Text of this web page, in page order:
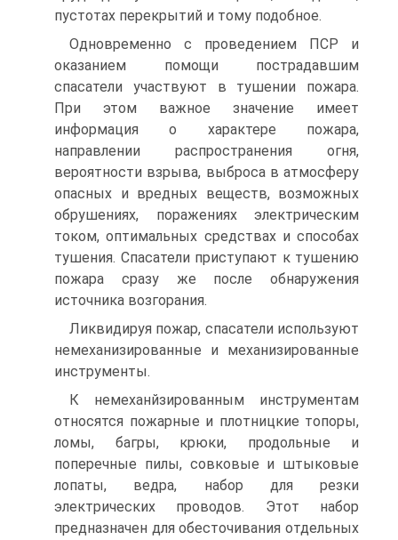
пустотах перекрытий и тому подобное.
Одновременно с проведением ПСР и
оказанием помощи пострадавшим
спасатели участвуют в тушении пожара.
При этом важное значение имеет
информация о характере пожара,
направлении распространения огня,
вероятности взрыва, выброса в атмосферу
опасных и вредных веществ, возможных
обрушениях, поражениях электрическим
током, оптимальных средствах и способах
тушения. Спасатели приступают к тушению
пожара сразу же после обнаружения
источника возгорания.
Ликвидируя пожар, спасатели используют
немеханизированные и механизированные
инструменты.
К немеханйзированным инструментам
относятся пожарные и плотницкие топоры,
ломы, багры, крюки, продольные и
поперечные пилы, совковые и штыковые
лопаты, ведра, набор для резки
электрических проводов. Этот набор
предназначен для обесточивания отдельных